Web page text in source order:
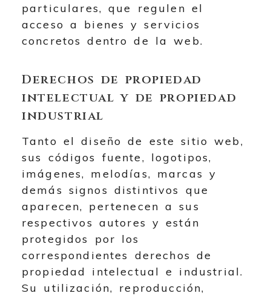
particulares, que regulen el
acceso a bienes y servicios
concretos dentro de la web.
Derechos de propiedad
intelectual y de propiedad
industrial
Tanto el diseño de este sitio web,
sus códigos fuente, logotipos,
imágenes, melodías, marcas y
demás signos distintivos que
aparecen, pertenecen a sus
respectivos autores y están
protegidos por los
correspondientes derechos de
propiedad intelectual e industrial.
Su utilización, reproducción,